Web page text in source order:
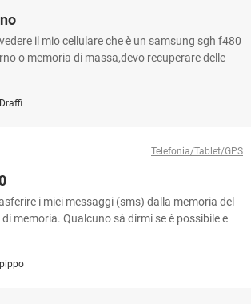
il mio cellulare che è un samsung sgh f480
o memoria di massa,devo recuperare delle
Draffi
Telefonia/Tablet/GPS
i miei messaggi (sms) dalla memoria del
memoria. Qualcuno sà dirmi se è possibile e
pippo